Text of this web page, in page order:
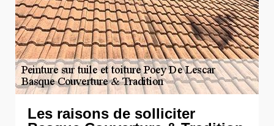
Les raisons de solliciter